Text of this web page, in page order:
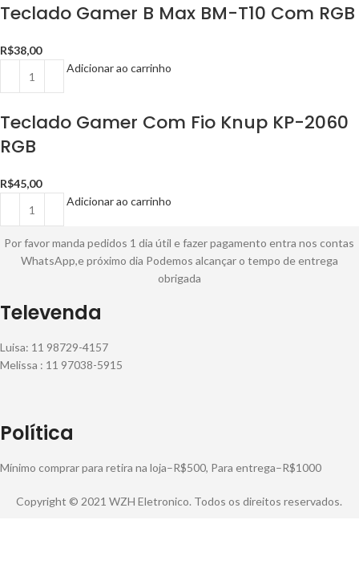
Teclado Gamer B Max BM-T10 Com RGB
R$38,00
Adicionar ao carrinho
Teclado Gamer Com Fio Knup KP-2060
RGB
R$45,00
Adicionar ao carrinho
Por favor manda pedidos 1 dia útil e fazer pagamento entra nos contas
WhatsApp,e próximo dia Podemos alcançar o tempo de entrega
obrigada
Televenda
Luisa: 11 98729-4157
Melissa : 11 97038-5915
Política
Mínimo comprar para retira na loja–R$500, Para entrega–R$1000
Copyright © 2021 WZH Eletronico. Todos os direitos reservados.